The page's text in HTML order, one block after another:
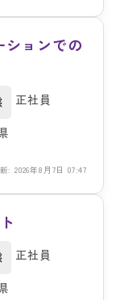
ションでの
正社員
: 2026年8月7日 07:47
正社員